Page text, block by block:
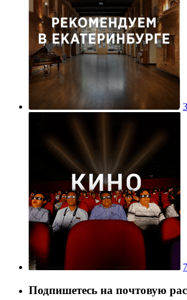
Подпишетесь на почтовую